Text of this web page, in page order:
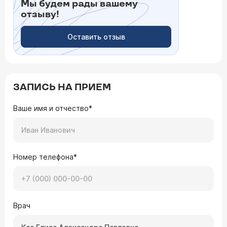
Мы будем рады вашему
отзыву!
Оставить отзыв
ЗАПИСЬ НА ПРИЕМ
Ваше имя и отчество*
Номер телефона*
Врач